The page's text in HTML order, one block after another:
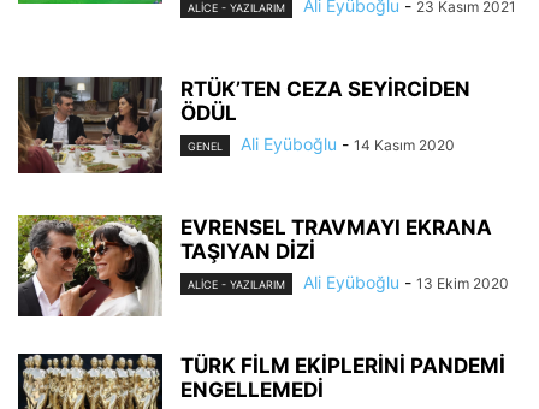
ALİCE - YAZILARIM Ali Eyüboğlu - 23 Kasım 2021
RTÜK’TEN CEZA SEYİRCİDEN
ÖDÜL
GENEL Ali Eyüboğlu - 14 Kasım 2020
EVRENSEL TRAVMAYI EKRANA
TAŞIYAN DİZİ
ALİCE - YAZILARIM Ali Eyüboğlu - 13 Ekim 2020
TÜRK FİLM EKİPLERİNİ PANDEMİ
ENGELLEMEDİ